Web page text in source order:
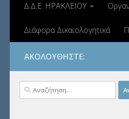
Δ.Δ.Ε. ΗΡΑΚΛΕΙΟΥ
Διάφορα Δικαιολογητικά
ΑΚΟΛΟΥΘΉΣΤΕ:
Αναζήτηση
για: